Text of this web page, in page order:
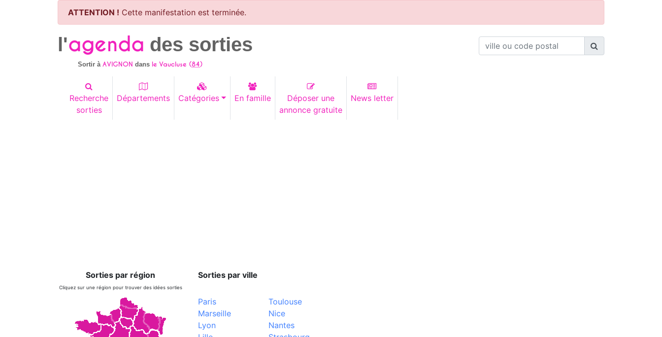
ATTENTION ! Cette manifestation est terminée.
l'agenda des sorties
Sortir àAVIGNON dans le Vaucluse (84)
Recherche
sorties
Départements Catégories En famille
Déposer une
annonce gratuite
News letter
Sorties par région
Cliquez sur une région pour trouver des idées sorties
Sorties par ville
Paris
Marseille
Lyon
Toulouse
Nice
Nantes